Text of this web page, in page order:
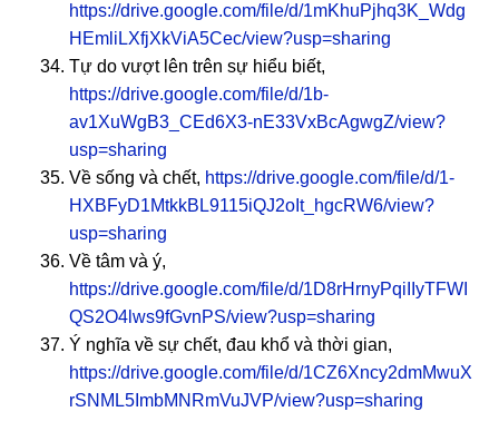
https://drive.google.com/file/d/1mKhuPjhq3K_Wdg
HEmliLXfjXkViA5Cec/view?usp=sharing
Tự do vượt lên trên sự hiểu biết,
https://drive.google.com/file/d/1b-
av1XuWgB3_CEd6X3-nE33VxBcAgwgZ/view?
usp=sharing
Về sống và chết, https://drive.google.com/file/d/1-
HXBFyD1MtkkBL9115iQJ2oIt_hgcRW6/view?
usp=sharing
Về tâm và ý,
https://drive.google.com/file/d/1D8rHrnyPqiIIyTFWI
QS2O4lws9fGvnPS/view?usp=sharing
Ý nghĩa về sự chết, đau khổ và thời gian,
https://drive.google.com/file/d/1CZ6Xncy2dmMwuX
rSNML5ImbMNRmVuJVP/view?usp=sharing